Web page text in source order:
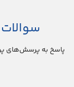
پاسخ به پرسش‌های